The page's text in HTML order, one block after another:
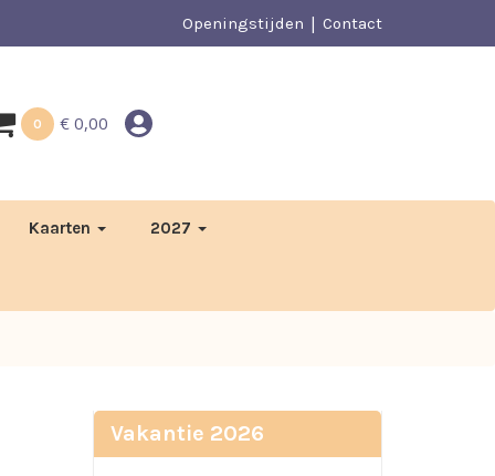
Openingstijden Contact
0 € 0,00
Kaarten 2027
Vakantie 2026